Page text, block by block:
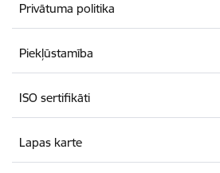
Privātuma politika
Piekļūstamība
ISO sertifikāti
Lapas karte